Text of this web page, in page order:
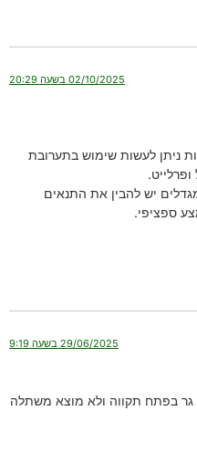
02/10/2025 בשעה 20:29
ניתן לעשות שימוש בתערובת
יש להבין את התנאים
ספציפי.
29/06/2025 בשעה 9:19
בפתח תקווה ולא מוצא משתלה